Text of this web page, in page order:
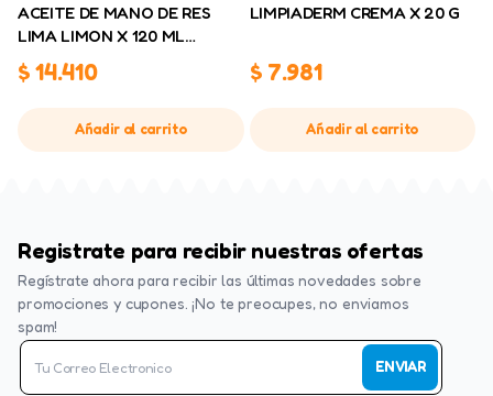
ACEITE DE MANO DE RES
LIMA LIMON X 120 ML
BEAULYN
$14.410
Añadir al carrito
LIMPIADERM CREMA X 20 G
$ 7.981
Añadir al carrito
Registrate para recibir nuestras ofertas
Regístrate ahora para recibir las últimas novedades sobre
promociones y cupones. ¡No te preocupes, no enviamos
spam!
ENVIAR